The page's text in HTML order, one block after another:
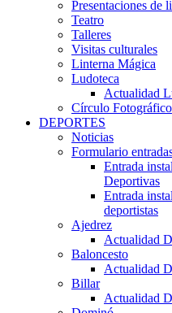
Presentaciones de
Teatro
Talleres
Visitas culturales
Linterna Mágica
Ludoteca
Actualidad
Círculo Fotográfico
DEPORTES
Noticias
Formulario
Entrada
Deportivas
Entrada
deportistas
Ajedrez
Actualidad
Baloncesto
Actualidad
Billar
Actualidad